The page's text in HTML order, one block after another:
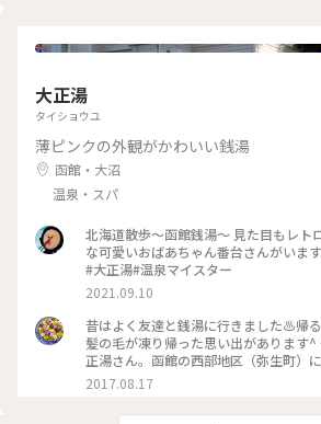
´꒳`*)。。 #ことりっぷ北海道#屈斜路湖#カルデラ湖#砂湯#足
大正湯
タイショウユ
薄ピンクの外観がかわいい銭湯
函館・大沼
温泉・スパ
北海道散歩～函館銭湯～ 見た目もレトロですが 中にもレトロ
な可愛いおばあちゃん番台さんがいます。 #北海道#函館#
#大正湯#温泉マイスター
2021.09.10
昔はよく友達と銭湯に行きました♨️帰
髪の毛が凍り帰った思い出があります
正湯さん。函館の西部地区（弥生町）
上の銭湯⭐️頑張ってほしいです☺ #銭湯
2017.08.17